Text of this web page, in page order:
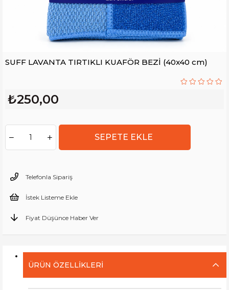
SUFF LAVANTA TIRTIKLI KUAFÖR BEZİ (40x40 cm)
₺250,00
Telefonla Sipariş
İstek Listeme Ekle
Fiyat Düşünce Haber Ver
ÜRÜN ÖZELLIKLERI